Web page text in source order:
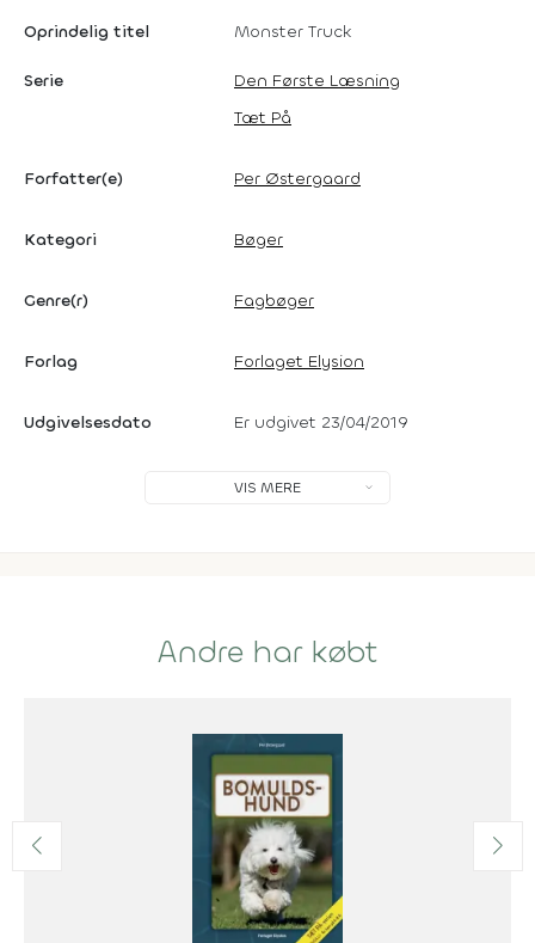
Oprindelig titel Monster Truck
Serie
Den Første Læsning
Tæt På
Forfatter(e) Per Østergaard
Kategori Bøger
Genre(r) Fagbøger
Forlag Forlaget Elysion
Udgivelsesdato Er udgivet 23/04/2019
VIS MERE
Andre har købt